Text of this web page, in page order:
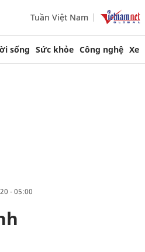
Tuần Việt Nam
sống Sức khỏe Công nghệ Xe
- 05:00